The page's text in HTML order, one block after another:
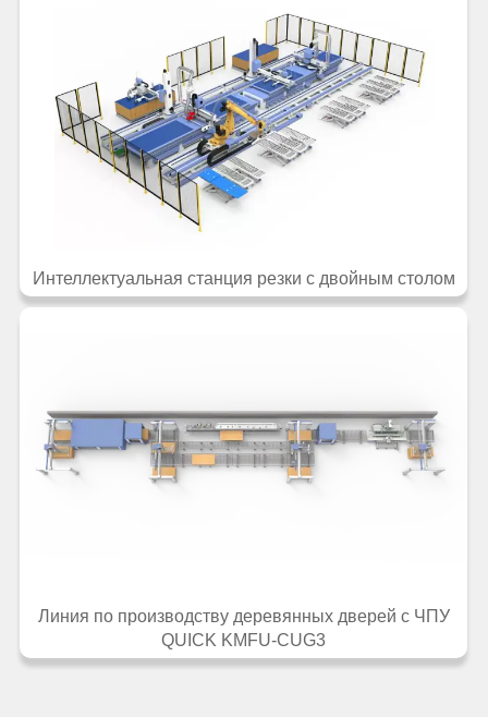
Интеллектуальная станция резки с двойным столом
Линия по производству деревянных дверей с ЧПУ
QUICK KMFU-CUG3